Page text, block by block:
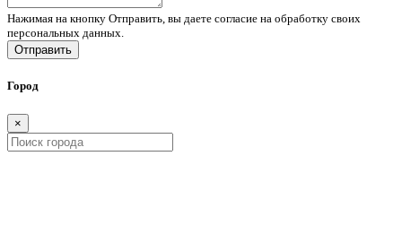
Нажимая на кнопку Отправить, вы даете согласие на обработку своих
персональных данных.
Отправить
Город
×